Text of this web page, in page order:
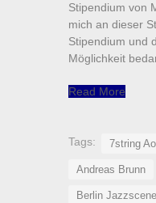
Stipendium von
mich an dieser
Stipendium und
Möglichkeit
Read More
Tags: 7string
Andreas Brunn
Berlin Jazzscene